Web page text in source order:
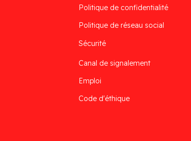
Politique de confidentialité
Politique de réseau social
Sécurité
Canal de signalement
Emploi
Code d'éthique